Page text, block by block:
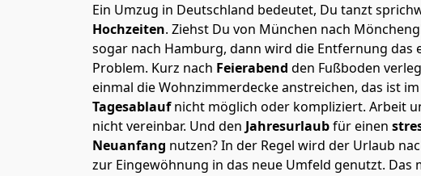
Ein Umzug in Deutschland bedeutet, Du tanzt
Hochzeiten. Ziehst Du von München nach
sogar nach Hamburg, dann wird die Entfernung das
Problem. Kurz nach Feierabend den Fußboden
einmal die Wohnzimmerdecke anstreichen, das ist
Tagesablaufnicht möglich oder kompliziert. Arbeit
nicht vereinbar. Und den Jahresurlaubfür einen
Neuanfang nutzen? In der Regel wird der Urlaub
zur Eingewöhnung in das neue Umfeld genutzt. Das